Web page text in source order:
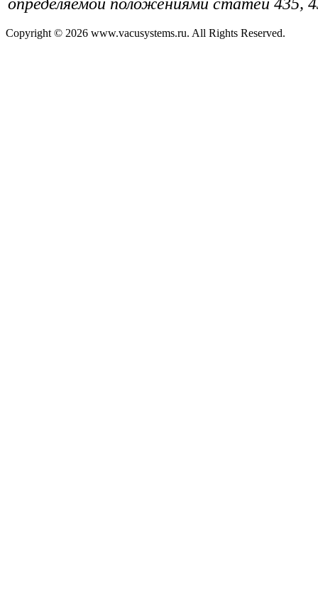
Copyright © 2026 www.vacusystems.ru. All Rights Reserved.